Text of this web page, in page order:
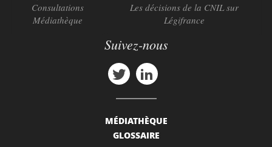
Consultations
Médiathèque
Les décisions de la CNIL sur
Légifrance
Suivez-nous
MÉDIATHÈQUE
GLOSSAIRE